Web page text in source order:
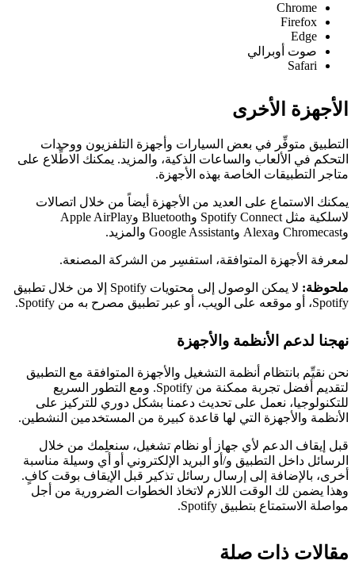
Chrome
Firefox
Edge
صوت أوبرالي
Safari
الأجهزة الأخرى
التطبيق متوفِّر في بعض السيارات وأجهزة التلفزيون ووحدات
التحكم في الألعاب والساعات الذكية، والمزيد. يمكنك الاطِّلاع على
متاجر التطبيقات الخاصة بهذه الأجهزة.
يمكنك الاستماع على العديد من الأجهزة أيضاً من خلال اتصالات
لاسلكية مثل Spotify Connect وBluetooth وApple AirPlay
وChromecast وAlexa وGoogle Assistant والمزيد.
لمعرفة الأجهزة المتوافقة، استفسِر من الشركة المصنعة.
ملحوظة:
لا يمكن الوصول إلى محتويات Spotify إلا من خلال تطبيق
Spotify، أو موقعه على الويب، أو عبر تطبيق مصرح به من Spotify.
نهجنا لدعم الأنظمة والأجهزة
نحن نقيِّم بانتظام أنظمة التشغيل والأجهزة المتوافقة مع التطبيق
لتقديم أفضل تجربة ممكنة من Spotify. ومع التطور السريع
للتكنولوجيا، نعمل على تحديث دعمنا بشكل دوري للتركيز على
الأنظمة والأجهزة التي لها قاعدة كبيرة من المستخدمين النشطين.
قبل إيقاف الدعم لأي جهاز أو نظام تشغيل، سنعلِمك من خلال
الرسائل داخل التطبيق و/أو البريد الإلكتروني أو أي وسيلة مناسبة
أخرى، بالإضافة إلى إرسال رسائل تذكير قبل الإيقاف بوقت كافٍ.
وهذا يضمن لك الوقت اللازم لاتخاذ الخطوات الضرورية من أجل
مواصلة الاستمتاع بتطبيق Spotify.
مقالات ذات صلة